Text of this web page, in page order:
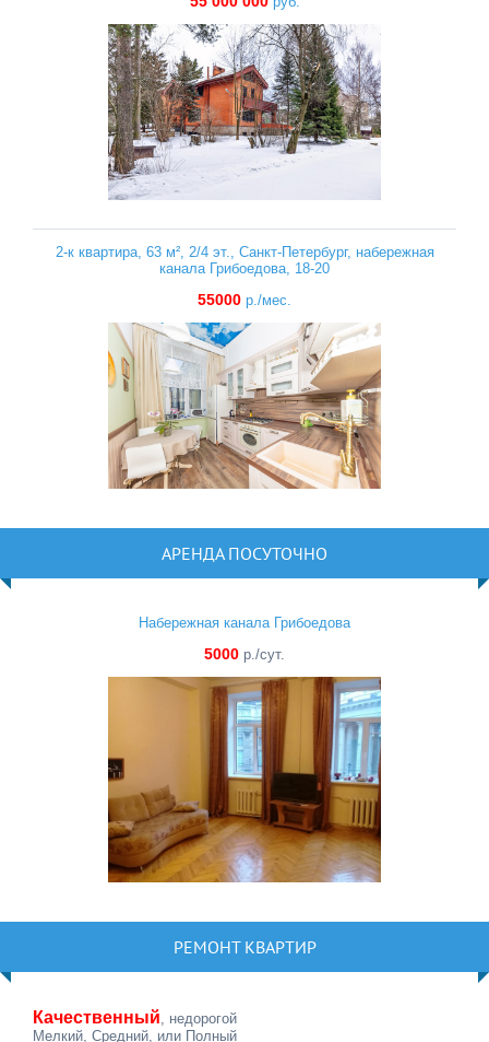
2-к квартира, 63 м², 2/4 эт., Санкт-Петербург, набережная
канала Грибоедова, 18-20
55000 р./мес.
АРЕНДА ПОСУТОЧНО
Набережная канала Грибоедова
5000 р./сут.
РЕМОНТ КВАРТИР
Качественный , недорогой
Мелкий, Средний, или Полный